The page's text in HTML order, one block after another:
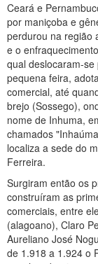
Ceará e
por maniçoba e
perdurou na região
e o
qual deslocaram-
pequena feira,
comercial, até
brejo (Sossego),
nome de Inhuma,
chamados
localiza a sede do
Ferreira.
Surgiram então os
construíram as
comerciais, entre
(alagoano), Claro
Aureliano José
de 1.918 a 1.924 o